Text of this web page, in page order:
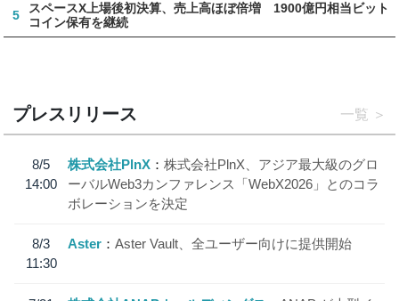
5
スペースX上場後初決算、売上高ほぼ倍増 1900億円相当ビット
コイン保有を継続
プレスリリース 一覧
8/5
14:00
株式会社PlnX
株式会社PlnX、アジア最大級のグロ
ーバルWeb3カンファレンス「WebX2026」とのコラ
ボレーションを決定
8/3
11:30
Aster Aster Vault、全ユーザー向けに提供開始